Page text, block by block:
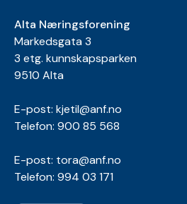
Alta Næringsforening
Markedsgata 3
3 etg. kunnskapsparken
9510 Alta
E-post: kjetil@anf.no
Telefon: 900 85 568
E-post: tora@anf.no
Telefon: 994 03 171